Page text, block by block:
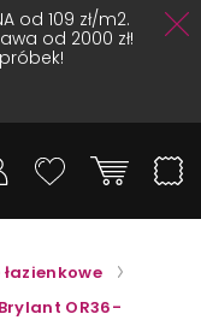
od 109 zł/m2.
od 2000 zł!
łazienkowe
OR36-